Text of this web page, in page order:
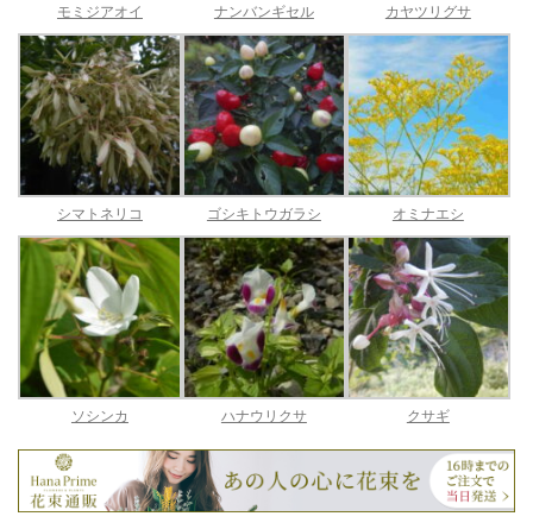
モミジアオイ ナンバンギセル カヤツリグサ
シマトネリコ ゴシキトウガラシ オミナエシ
ソシンカ ハナウリクサ クサギ